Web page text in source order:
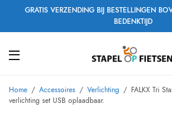
GRATIS VERZENDING BIJ BESTELLINGEN
BEDENKTIJD
Home / Accessoires / Verlichting / FALKX Tri
verlichting set USB oplaadbaar.